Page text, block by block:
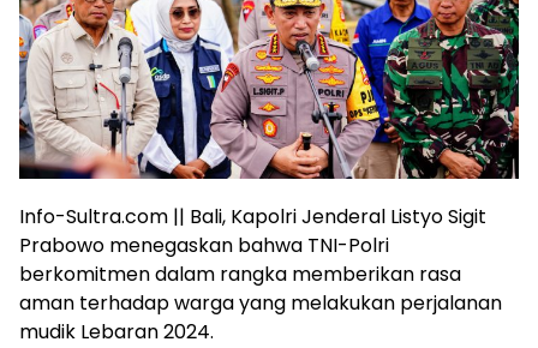
Info-Sultra.com || Bali, Kapolri Jenderal Listyo Sigit
Prabowo menegaskan bahwa TNI-Polri
berkomitmen dalam rangka memberikan rasa
aman terhadap warga yang melakukan perjalanan
mudik Lebaran 2024.